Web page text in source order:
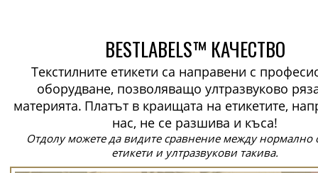
BESTLABELS™ КАЧЕСТВО
Текстилните етикети са направени с
оборудване, позволяващо ултразвуково
материята. Платът в краищата на етикетите,
нас, не се разшива и къса!
Отдолу можете да видите сравнение между нормално
етикети и ултразвукови такива.